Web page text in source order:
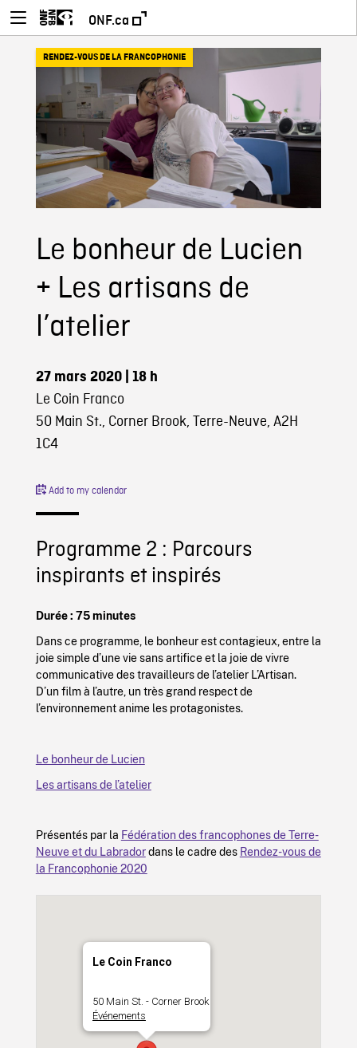
ONF.ca
RENDEZ-VOUS DE LA FRANCOPHONIE
Le bonheur de Lucien
+ Les artisans de
l’atelier
27 mars 2020| 18 h
Le Coin Franco
50 Main St., Corner Brook, Terre-Neuve, A2H
1C4
Add to my calendar
Programme 2 : Parcours
inspirants et inspirés
Durée : 75 minutes
Dans ce programme, le bonheur est contagieux, entre la
joie simple d’une vie sans artifice et la joie de vivre
communicative des travailleurs de l’atelier L’Artisan.
D’un film à l’autre, un très grand respect de
l’environnement anime les protagonistes.
Le bonheur de Lucien
Les artisans de l’atelier
Présentés par la Fédération des francophones de Terre-
Neuve et du Labradordans le cadre des Rendez-vous de
la Francophonie 2020
Le Coin Franco
50 Main St. - Corner Brook
Événements